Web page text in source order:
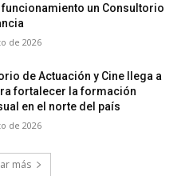
funcionamiento un Consultorio
de 2026
de Actuación y Cine llega a
fortalecer la formación
en el norte del país
de 2026
más